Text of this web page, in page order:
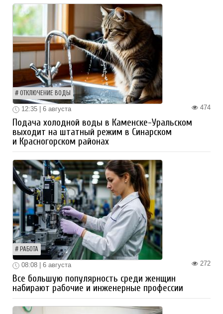
ОТКЛЮЧЕНИЕ ВОДЫ
474
12:35 | 6 августа
Подача холодной воды в Каменске-Уральском
выходит на штатный режим в Синарском
и Красногорском районах
РАБОТА
272
08:08 | 6 августа
Все большую популярность среди женщин
набирают рабочие и инженерные профессии